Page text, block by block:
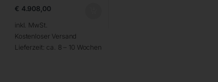
€ 4.908,00
inkl. MwSt.
Kostenloser Versand
Lieferzeit: ca. 8 – 10 Wochen